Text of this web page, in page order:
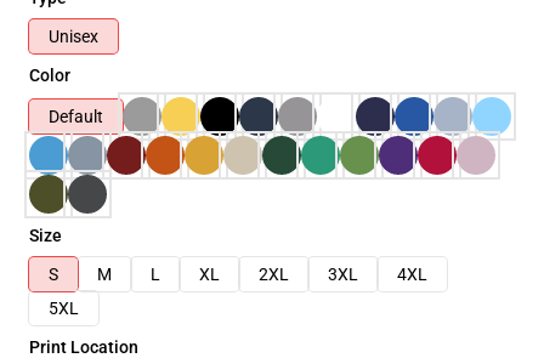
Unisex
Color
Default
Size
S
M L XL 2XL 3XL
4XL
5XL
Print Location